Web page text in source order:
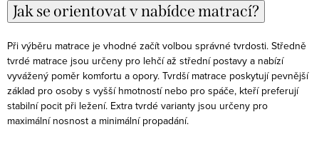
Jak se orientovat v nabídce matrací?
Při výběru matrace je vhodné začít volbou správné tvrdosti. Středně
tvrdé matrace jsou určeny pro lehčí až střední postavy a nabízí
vyvážený poměr komfortu a opory. Tvrdší matrace poskytují pevnější
základ pro osoby s vyšší hmotností nebo pro spáče, kteří preferují
stabilní pocit při ležení. Extra tvrdé varianty jsou určeny pro
maximální nosnost a minimální propadání.